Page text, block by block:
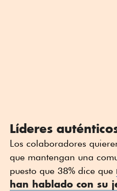
Líderes
Los colaboradores
que mantengan una
puesto que 38% dice que
han hablado con su